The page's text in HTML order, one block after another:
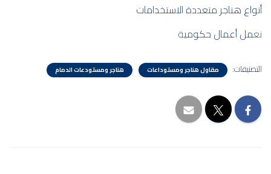
أنواع هناجر متعددة الاستخدامات
نعمل أعمال حكومية
التصنيفات: مقاول هناجر ومستوداعات هناجر ومستودعات الدمام